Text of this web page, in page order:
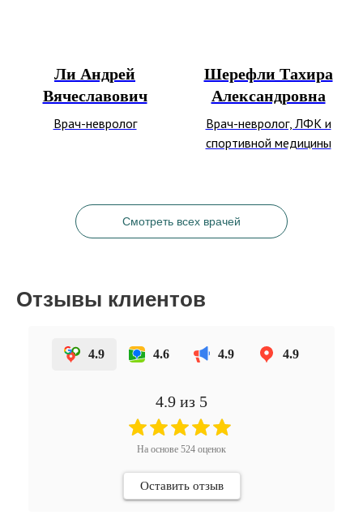
Ли Андрей
Вячеславович
Врач-невролог
Шерефли Тахира
Александровна
Врач-невролог, ЛФК и
спортивной медицины
Смотреть всех врачей
Отзывы клиентов
4.9 4.6 4.9 4.9
4.9 из 5
На основе 524 оценок
Оставить отзыв